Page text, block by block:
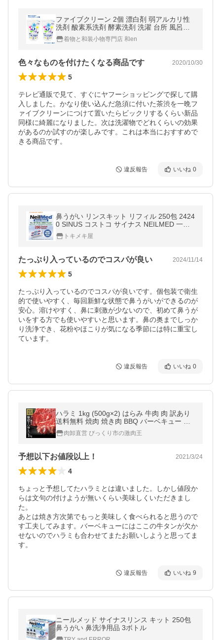
ファイブクリーン 2個 漂白剤 弱アルカリ性
洗剤 酸素系洗剤 酵素洗剤 洗濯 台所 風呂用
トイレ洗剤 浸け置き洗剤爆買
着物と和装小物専門店 和en
色々なものを付けたくなる商品です 2020/10/30
5
テレビ通販で見て、すぐにヤフーショッピングで探して購
入しました。かなり使い込んだ急須に付いた茶渋を一晩フ
ァイブクリーンにつけて置いたらビックリするくらい新品
同様に綺麗になりました。次は洗濯物でどれくらいの効果
があるのか試すのが楽しみです。これは本当におすすめで
きる商品です。
違反報告 いいね 0
鼻うがい リンスキット リフィル 250包 2424
0 SINUS コストコ サイナス NEILMED 一般
医療機器 花粉症 鼻炎 ニールメッド 抗ウイル
ス 洗浄 鼻洗浄用品
トキメキ屋
たっぷり入っているのでコスパが良い 2024/11/14
5
たっぷり入っているのでコスパが良いです。個包装で衛生
的で使いやすく、毎回新鮮な状態で鼻うがいができるのが
安心。溶けやすく、鼻に刺激が少ないので、初めて鼻うが
いをする方でも使いやすいと思います。鼻の奥までしっか
り洗浄でき、花粉やほこりが気になる季節には特に重宝し
ています。
違反報告 いいね 0
ハラミ 1kg (500g×2) はらみ 牛肉 肉 訳あり
送料無料 焼肉 焼き肉 BBQ バーベキュー グ
ルメ ギフト 食品 はらみ 爆買
肉卸直営 びっくり市の激肉王
予想以下お値段以上！ 2021/3/24
4
ちょっと予想してたハラミとは違いました。しかし値段か
らは文句の付けようが無いくらい美味しくいただきまし
た。
あとは焼き方次第でもっと美味しく食べられると思うので
す工夫してみます。バーベキューにはここの牛タンが欠か
せないのでハラミも合わせてまたお願いしようと思ってま
す。
違反報告 いいね 9
ニールメッド サイナスリンス キット 250包
鼻うがい 鼻洗浄用品 3ボトル